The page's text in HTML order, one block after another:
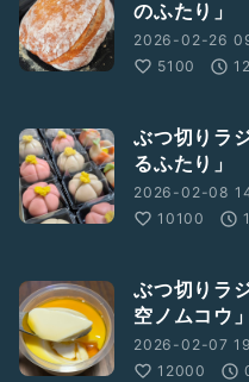
のふたり」
2026-02-26
5100
ぶつ切りラ
るふたり」
2026-02-08
10100
ぶつ切りラ
空ノムコウ」
2026-02-07
12000